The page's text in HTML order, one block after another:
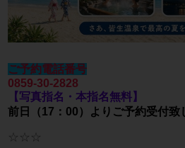
ご予約電話番号
0859-30-2828
【写真指名・本指名無料】
前日（17：00）よりご予約受付致
☆☆☆